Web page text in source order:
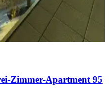
Zimmer-Apartment 95